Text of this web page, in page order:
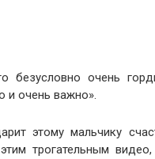
безусловно очень
и очень важно».
этому мальчику
трогательным